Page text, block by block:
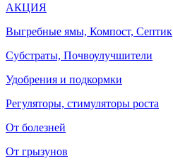
АКЦИЯ
Выгребные ямы, Компост, Септик
Субстраты, Почвоулучшители
Удобрения и подкормки
Регуляторы, стимуляторы роста
От болезней
От грызунов